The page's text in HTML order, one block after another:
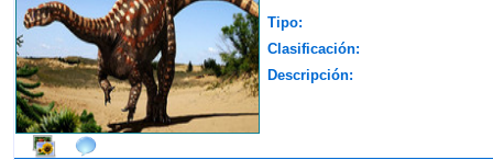
Tipo:
Clasificación:
Descripción: